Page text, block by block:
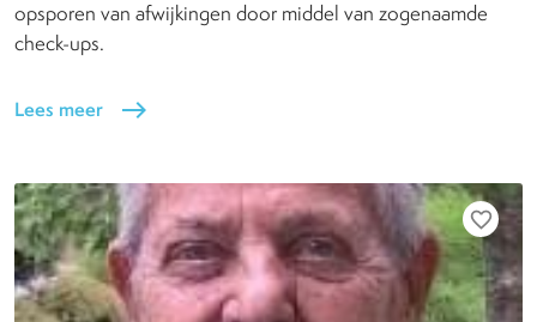
opsporen van afwijkingen door middel van zogenaamde
check-ups.
Lees meer east
favorite_border